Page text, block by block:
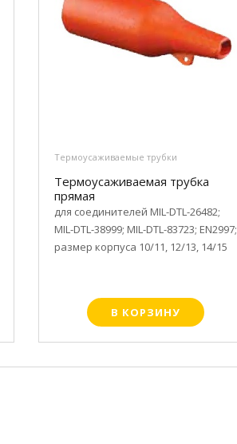
Термоусаживаемые трубки
Термоусаживаемая трубка
прямая
для соединителей MIL-DTL-26482;
MIL-DTL-38999; MIL-DTL-83723; EN2997;
размер корпуса 10/11, 12/13, 14/15
В КОРЗИНУ